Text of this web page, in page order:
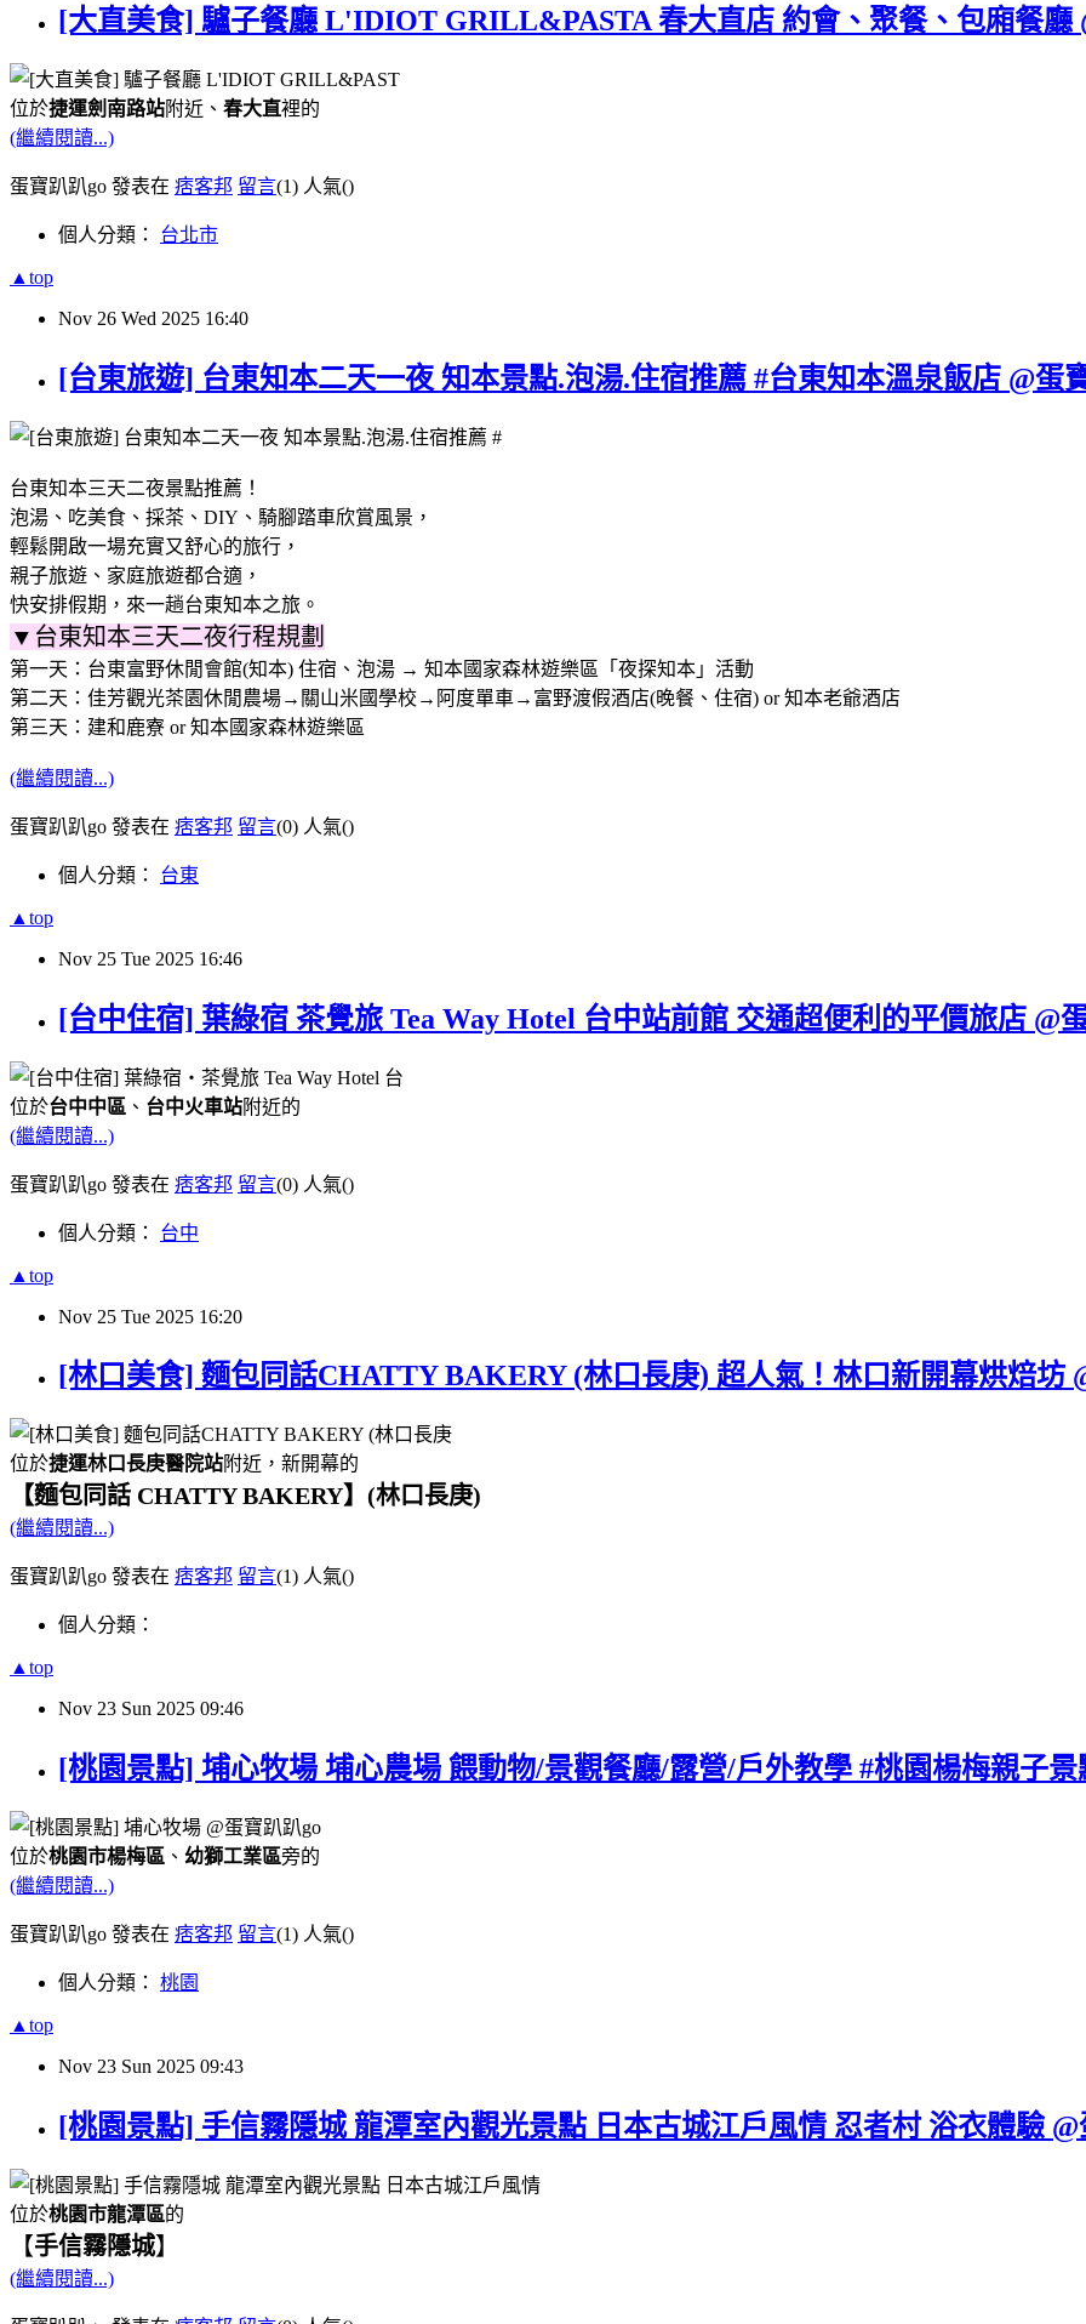
[大直美食] 驢子餐廳 L'IDIOT GRILL&PASTA 春大直店 約會、聚餐、包廂餐廳
位於捷運劍南路站附近、 春大直裡的
(繼續閱讀...)
蛋寶趴趴go 發表在 痞客邦 留言(1) 人氣()
個人分類： 台北市
▲top
Nov 26 Wed 2025 16:40
[台東旅遊] 台東知本二天一夜 知本景點.泡湯.住宿推薦 #台東知本溫泉飯店 @蛋
台東知本三天二夜景點推薦！
泡湯、吃美食、採茶、DIY、騎腳踏車欣賞風景，
輕鬆開啟一場充實又舒心的旅行，
親子旅遊、家庭旅遊都合適，
快安排假期，來一趟台東知本之旅。
▼台東知本三天二夜行程規劃
第一天：台東富野休閒會館(知本) 住宿、泡湯 → 知本國家森林遊樂區「夜探知本」活動
第二天：佳芳觀光茶園休閒農場→關山米國學校→阿度單車→富野渡假酒店(晚餐、住宿) or 知本老爺酒店
第三天：建和鹿寮 or 知本國家森林遊樂區
(繼續閱讀...)
蛋寶趴趴go 發表在 痞客邦 留言(0) 人氣()
個人分類： 台東
▲top
Nov 25 Tue 2025 16:46
[台中住宿] 葉綠宿 茶覺旅 Tea Way Hotel 台中站前館 交通超便利的平價旅店 @
位於台中中區 、 台中火車站附近的
(繼續閱讀...)
蛋寶趴趴go 發表在 痞客邦 留言(0) 人氣()
個人分類： 台中
▲top
Nov 25 Tue 2025 16:20
[林口美食] 麵包同話CHATTY BAKERY (林口長庚) 超人氣！林口新開幕烘焙坊
位於捷運林口長庚醫院站附近，新開幕的
【麵包同話 CHATTY BAKERY】(林口長庚)
(繼續閱讀...)
蛋寶趴趴go 發表在 痞客邦 留言(1) 人氣()
個人分類：
▲top
Nov 23 Sun 2025 09:46
[桃園景點] 埔心牧場 埔心農場 餵動物/景觀餐廳/露營/戶外教學 #桃園楊梅親子景
位於桃園市楊梅區 、 幼獅工業區旁的
(繼續閱讀...)
蛋寶趴趴go 發表在 痞客邦 留言(1) 人氣()
個人分類： 桃園
▲top
Nov 23 Sun 2025 09:43
[桃園景點] 手信霧隱城 龍潭室內觀光景點 日本古城江戶風情 忍者村 浴衣體驗 @
位於桃園市龍潭區的
【手信霧隱城】
(繼續閱讀...)